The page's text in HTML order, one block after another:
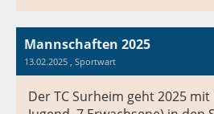
Mannschaften 2025
13.02.2025 , Sportwart
Der TC Surheim geht 2025